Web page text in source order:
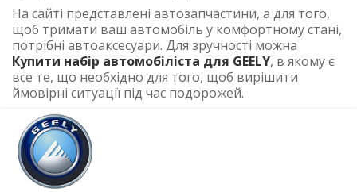
На сайті представлені автозапчастини, а для того,
щоб тримати ваш автомобіль у комфортному стані,
потрібні автоаксесуари. Для зручності можна
Купити набір автомобіліста для GEELY, в якому є
все те, що необхідно для того, щоб вирішити
ймовірні ситуації під час подорожей.